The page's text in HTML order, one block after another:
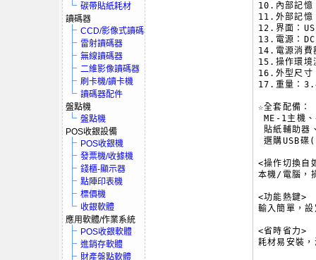
碳帶貼紙耗材
讀碼器
CCD/影像式讀碼器
雷射讀碼器
無線讀碼器
二維影像讀碼器
刷卡機/讀卡機
讀碼器配件
盤點機
盤點機
POS收銀設備
POS收銀機
發票機/收據機
錢櫃-顯示器
點陣印表機
標價機
收銀軟體
應用軟體/作業系統
POS收銀軟體
進銷存軟體
財產盤點軟體
10.內部記憶
11.外部記憶
12.界面：
13.電源：
14.電源消
15.操作環
16.外型尺
17.重量：
☆全套配備：
ME-1主機
貼紙輔助器
選購USB
<操作切換自
本機/電腦，
<功能熱鍵>
輸入簡單，
<省時省力>
耗材易安裝